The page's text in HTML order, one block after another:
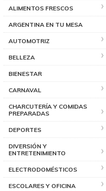
ALIMENTOS FRESCOS
ARGENTINA EN TU MESA
AUTOMOTRIZ
BELLEZA
BIENESTAR
CARNAVAL
CHARCUTERÍA Y COMIDAS
PREPARADAS
DEPORTES
DIVERSIÓN Y
ENTRETENIMIENTO
ELECTRODOMÉSTICOS
ESCOLARES Y OFICINA